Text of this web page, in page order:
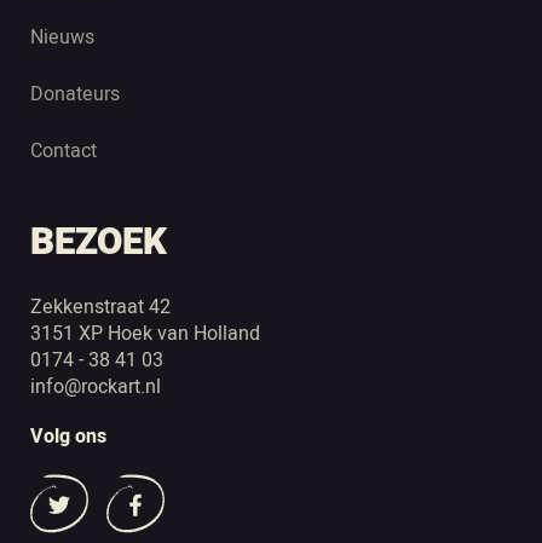
Nieuws
Donateurs
Contact
BEZOEK
Zekkenstraat 42
3151 XP Hoek van Holland
0174 - 38 41 03
info@rockart.nl
Volg ons